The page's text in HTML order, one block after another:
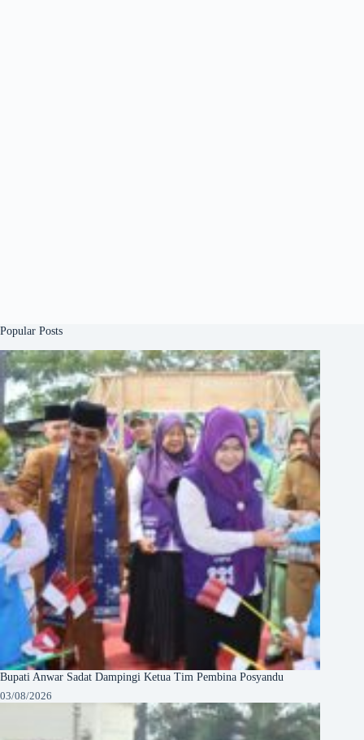
Popular Posts
Bupati Anwar Sadat Dampingi Ketua Tim Pembina Posyandu
03/08/2026